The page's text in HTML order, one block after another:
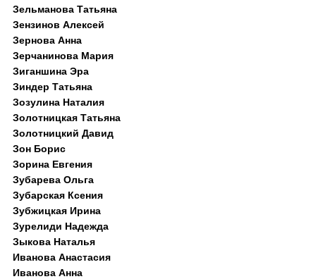
Зельманова Татьяна
Зензинов Алексей
Зернова Анна
Зерчанинова Мария
Зиганшина Эра
Зиндер Татьяна
Зозулина Наталия
Золотницкая Татьяна
Золотницкий Давид
Зон Борис
Зорина Евгения
Зубарева Ольга
Зубарская Ксения
Зубжицкая Ирина
Зурелиди Надежда
Зыкова Наталья
Иванова Анастасия
Иванова Анна